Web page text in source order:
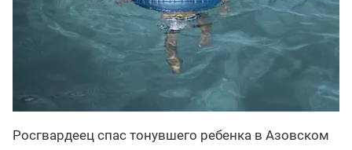
Росгвардеец спас тонувшего ребенка в Азовском